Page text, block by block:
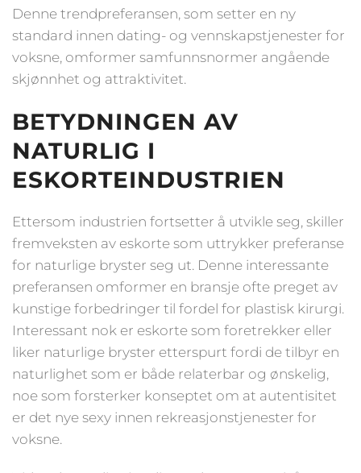
Denne trendpreferansen, som setter en ny
standard innen dating- og vennskapstjenester for
voksne, omformer samfunnsnormer angående
skjønnhet og attraktivitet.
BETYDNINGEN AV
NATURLIG I
ESKORTEINDUSTRIEN
Ettersom industrien fortsetter å utvikle seg, skiller
fremveksten av eskorte som uttrykker preferanse
for naturlige bryster seg ut. Denne interessante
preferansen omformer en bransje ofte preget av
kunstige forbedringer til fordel for plastisk kirurgi.
Interessant nok er eskorte som foretrekker eller
liker naturlige bryster etterspurt fordi de tilbyr en
naturlighet som er både relaterbar og ønskelig,
noe som forsterker konseptet om at autentisitet
er det nye sexy innen rekreasjonstjenester for
voksne.